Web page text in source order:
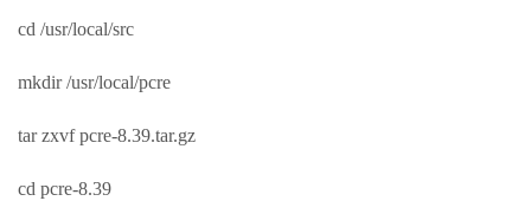
cd /usr/local/src
mkdir /usr/local/pcre
tar zxvf pcre-8.39.tar.gz
cd pcre-8.39